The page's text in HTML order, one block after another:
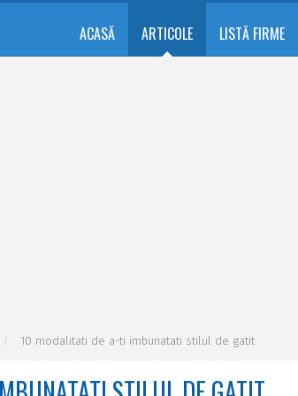
ACASĂ ARTICOLE LISTĂ FIRME
10 modalitati de a-ti imbunatati stilul de gatit